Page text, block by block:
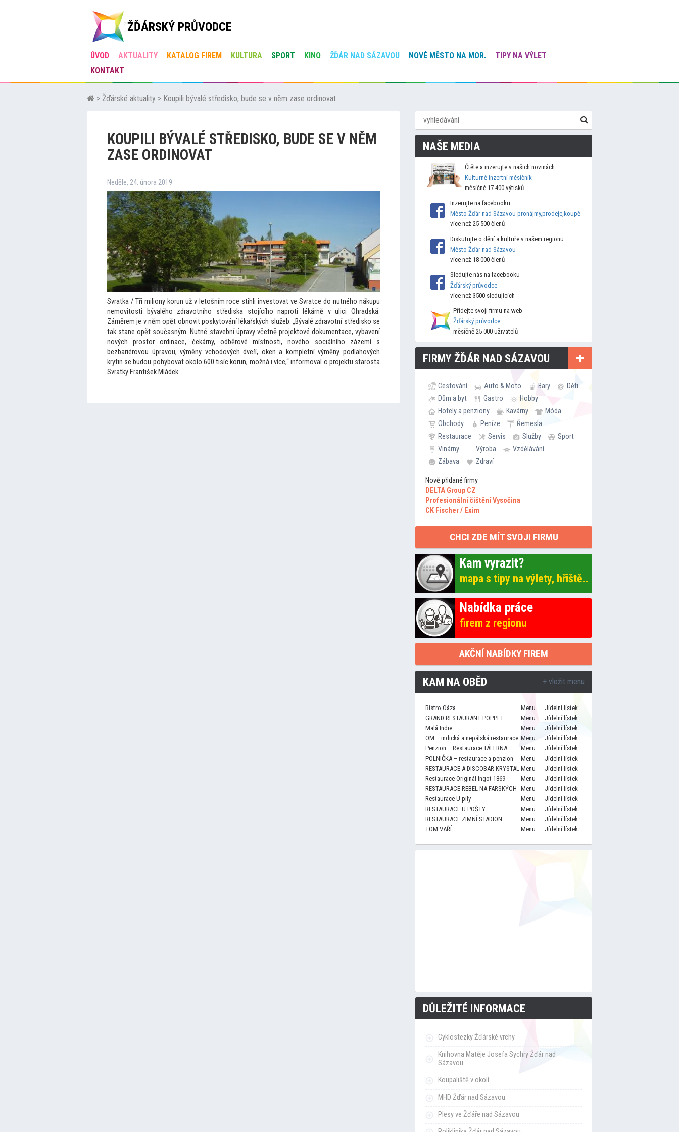
ŽĎÁRSKÝ PRŮVODCE
ÚVOD AKTUALITY KATALOG FIREM KULTURA SPORT KINO ŽĎÁR NAD SÁZAVOU NOVÉ MĚSTO NA MOR.
TIPY NA VÝLET
KONTAKT
> Žďárské aktuality > Koupili bývalé středisko, bude se v něm zase ordinovat
KOUPILI BÝVALÉ STŘEDISKO, BUDE SE V NĚM
ZASE ORDINOVAT
Neděle, 24. února 2019
Svratka / Tři miliony korun už v letošním roce stihli investovat ve Svratce do nutného nákupu
nemovitosti bývalého zdravotního střediska stojícího naproti lékárně v ulici Ohradská.
Záměrem je v něm opět obnovit poskytování lékařských služeb. „Bývalé zdravotní středisko se
tak stane opět současným. Nutné stavební úpravy včetně projektové dokumentace, vybavení
nových prostor ordinace, čekárny, odběrové místnosti, nového sociálního zázemí s
bezbariérovou úpravou, výměny vchodových dveří, oken a kompletní výměny podlahových
krytin se budou pohybovat okolo 600 tisíc korun, možná i více,“ informoval o projektu starosta
Svratky František Mládek.
NAŠE MEDIA
Čtěte a inzerujte v našich novinách
Kulturně inzertní měsíčník
měsíčně 17 400 výtisků
Inzerujte na facebooku
Město Žďár nad Sázavou-pronájmy,prodeje,koupě
více než 25 500 členů
Diskutujte o dění a kultuře v našem regionu
Město Žďár nad Sázavou
více než 18 000 členů
Sledujte nás na facebooku
Žďárský průvodce
více než 3500 sledujících
Přidejte svoji firmu na web
Žďárský průvodce
měsíčně 25 000 uživatelů
FIRMY ŽĎÁR NAD SÁZAVOU
Cestování Auto & Moto Bary
Děti
Dům a byt
Gastro
Hobby
Hotely a penziony
Kavárny
Móda
Obchody
Peníze
Řemesla
Restaurace
Servis Služby
Sport
Vinárny
Výroba
Vzdělávání
Zábava
Zdraví
Nově přidané firmy
DELTA Group CZ
Profesionální čištění Vysočina
CK Fischer / Exim
CHCI ZDE MÍT SVOJI FIRMU
Kam vyrazit?
mapa s tipy na výlety, hřiště..
Nabídka práce
firem z regionu
AKČNÍ NABÍDKY FIREM
KAM NA OBĚD + vložit menu
Bistro Oáza Menu
Jídelní lístek
GRAND RESTAURANT POPPET
Menu
Jídelní lístek
Malá Indie
Menu
Jídelní lístek
OM – indická a nepálská restaurace Menu
Jídelní lístek
Penzion – Restaurace TÁFERNA
Menu
Jídelní lístek
POLNIČKA – restaurace a penzion
Menu
Jídelní lístek
RESTAURACE A DISCOBAR KRYSTAL Menu
Jídelní lístek
Restaurace Originál Ingot 1869
Menu
Jídelní lístek
RESTAURACE REBEL NA FARSKÝCH Menu
Jídelní lístek
Restaurace U pily
Menu
Jídelní lístek
RESTAURACE U POŠTY
Menu
Jídelní lístek
RESTAURACE ZIMNÍ STADION
Menu
Jídelní lístek
TOM VAŘÍ
Menu Jídelní lístek
DŮLEŽITÉ INFORMACE
Cyklostezky Žďárské vrchy
Knihovna Matěje Josefa Sychry Žďár nad
Sázavou
Koupaliště v okolí
MHD Žďár nad Sázavou
Plesy ve Žďáře nad Sázavou